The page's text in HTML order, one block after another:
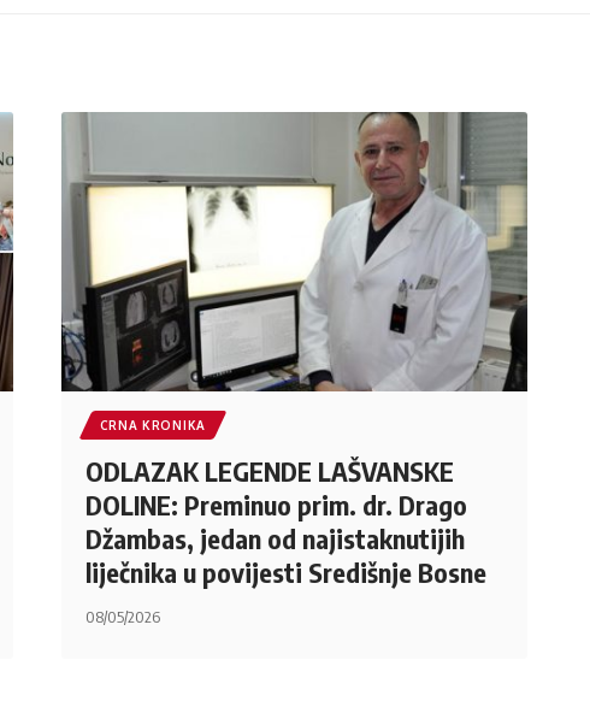
CRNA KRONIKA
ODLAZAK LEGENDE LAŠVANSKE
DOLINE: Preminuo prim. dr. Drago
Džambas, jedan od najistaknutijih
liječnika u povijesti Središnje Bosne
08/05/2026